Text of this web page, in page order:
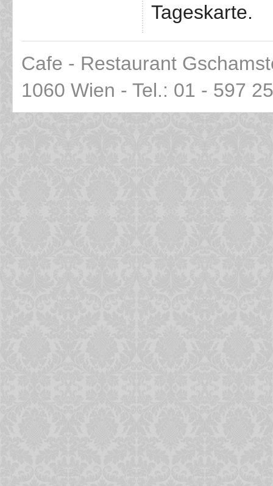
Tageskarte.
Cafe - Restaurant
1060 Wien - Tel.: 01 - 597